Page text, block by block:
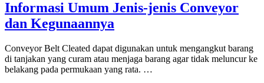
Informasi Umum Jenis-jenis Conveyor
dan Kegunaannya
Conveyor Belt Cleated dapat digunakan untuk mengangkut barang
di tanjakan yang curam atau menjaga barang agar tidak meluncur ke
belakang pada permukaan yang rata. …